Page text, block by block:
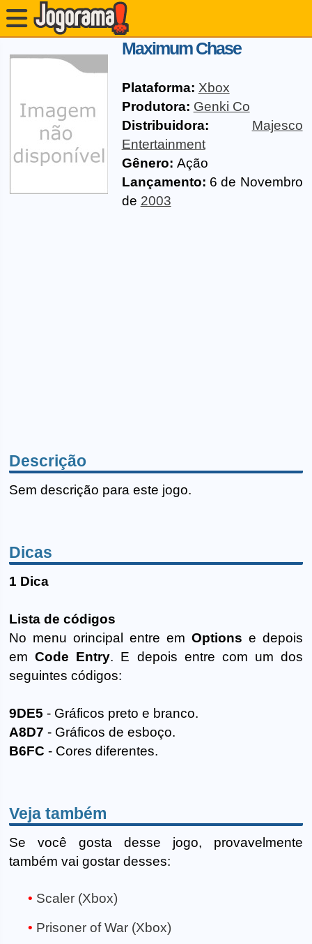
Maximum Chase
Plataforma: Xbox
Produtora: Genki Co
Distribuidora:
Majesco
Entertainment
Gênero: Ação
Lançamento: 6 de Novembro
de 2003
Descrição
Sem descrição para este jogo.
Dicas
1 Dica
Lista de códigos
No menu orincipal entre em Options e depois
emCode Entry. E depois entre com um dos
seguintes códigos:
9DE5 - Gráficos preto e branco.
A8D7 - Gráficos de esboço.
B6FC - Cores diferentes.
Veja também
Se você gosta desse jogo, provavelmente
também vai gostar desses:
Scaler (Xbox)
Prisoner of War (Xbox)